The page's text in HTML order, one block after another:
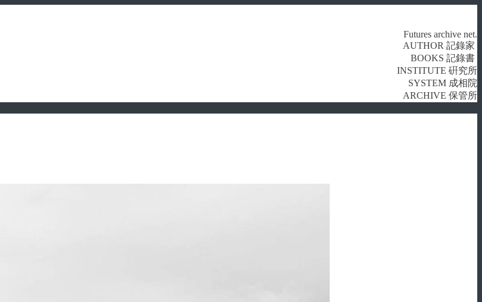
Futures archive net.
AUTHOR 記錄家
BOOKS 記錄書
INSTITUTE 硏究所
SYSTEM 成相院
ARCHIVE 保管所